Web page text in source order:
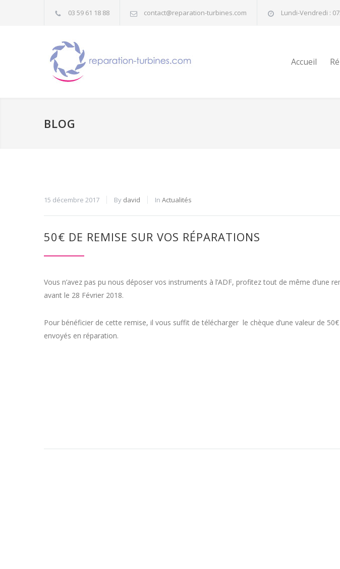
03 59 61 18 88 contact@reparation-turbines.com Lundi-Vendredi :
Accueil
BLOG
15 décembre 2017 By david In Actualités
50€ DE REMISE SUR VOS RÉPARATIONS
Vous n’avez pas pu nous déposer vos instruments à l’ADF, profitez tout de même d’une
avant le 28 Février 2018.
Pour bénéficier de cette remise, il vous suffit de télécharger le chèque d’une valeur de
envoyés en réparation.